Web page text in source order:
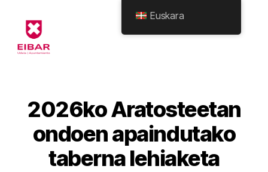
Formularioak
2026ko Aratosteetan
ondoen apaindutako
taberna lehiaketa
Euskara